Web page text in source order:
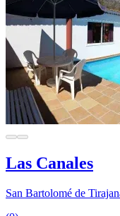
Las Canales
San Bartolomé de